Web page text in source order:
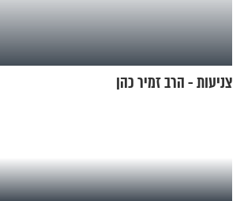
צניעות - הרב זמיר כהן